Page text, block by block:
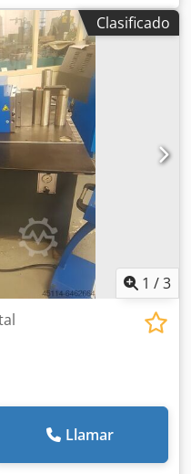
4,550 mm, carrera:350
trifásico, fuerza de
400 V, Ofrecemos
NT 170-3L, fabricada en
1700 kN Carrera
Nivel de presión sonora:
50 Hz Número de
instalada: 16,5 kW
fabricación: 03.2009
B090020 Si tiene alguna
no dude en
Clasificado
1 /3
Llamar